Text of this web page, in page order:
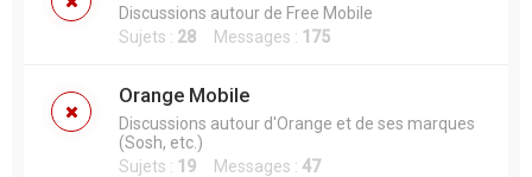
Discussions autour de Free Mobile
Sujets : 28 Messages : 175
Orange Mobile
Discussions autour d'Orange et de ses marques
(Sosh, etc.)
Sujets : 19 Messages : 47